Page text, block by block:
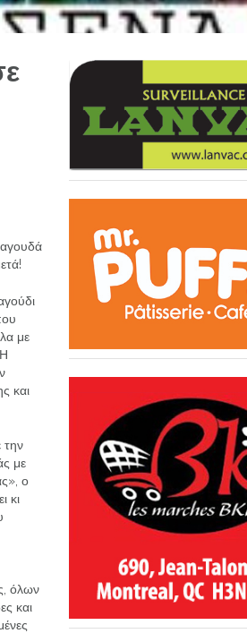
με
και
την
με
ο
κι
όλων
και